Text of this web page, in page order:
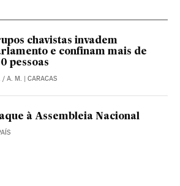
chavistas invadem
e confinam mais de
pessoas
/ A. M. | CARACAS
à Assembleia Nacional